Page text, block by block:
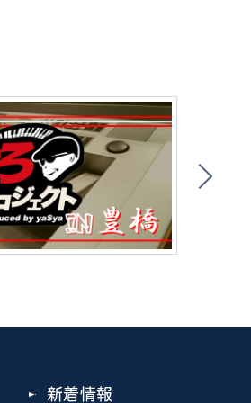
新着情報